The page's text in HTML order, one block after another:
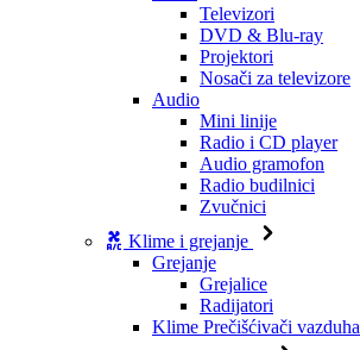
Televizori
DVD & Blu-ray
Projektori
Nosači za televizore
Audio
Mini linije
Radio i CD player
Audio gramofon
Radio budilnici
Zvučnici
Klime i grejanje
Grejanje
Grejalice
Radijatori
Klime Prečišćivači vazduha